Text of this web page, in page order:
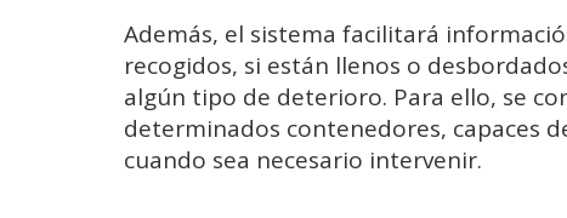
Además, el sistema facilitará
recogidos, si están llenos o
algún tipo de deterioro. Para ello, se
determinados contenedores, capaces
cuando sea necesario intervenir.